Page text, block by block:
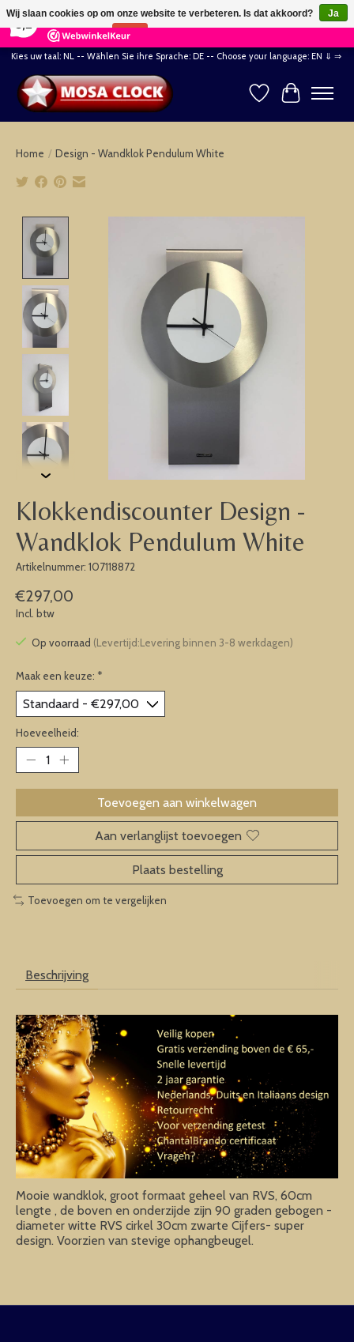
164 Reviews ×
Kies uw taal: NL -- Wählen Sie ihre Sprache: DE -- Choose your language: EN ⇓ ⇒
Verlanglijst
Home / Design - Wandklok Pendulum White
Klokkendiscounter Design -
Wandklok Pendulum White
Artikelnummer: 107118872
€297,00
Incl. btw
Op voorraad (Levertijd:Levering binnen 3-8 werkdagen)
Maak een keuze: *
Hoeveelheid:
Toevoegen aan winkelwagen
Aan verlanglijst toevoegen
Plaats bestelling
Toevoegen om te vergelijken
Beschrijving
Mooie wandklok, groot formaat geheel van RVS, 60cm
lengte , de boven en onderzijde zijn 90 graden gebogen -
diameter witte RVS cirkel 30cm zwarte Cijfers- super
design. Voorzien van stevige ophangbeugel.
Wij slaan cookies op om onze website te verbeteren. Is dat akkoord?
Ja
Nee